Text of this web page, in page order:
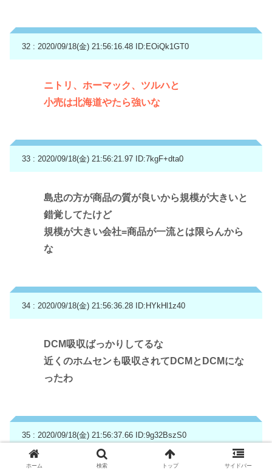
32 : 2020/09/18(金) 21:56:16.48 ID:EOiQk1GT0
ニトリ、ホーマック、ツルハと
小売は北海道やたら強いな
33 : 2020/09/18(金) 21:56:21.97 ID:7kgF+dta0
島忠の方が商品の質が良いから規模が大きいと
錯覚してたけど
規模が大きい会社=商品が一流とは限らんから
な
34 : 2020/09/18(金) 21:56:36.28 ID:HYkHl1z40
DCM吸収ばっかりしてるな
近くのホムセンも吸収されてDCMとDCMにな
ったわ
35 : 2020/09/18(金) 21:56:37.66 ID:9g32BszS0
ホーム 検索 トップ サイドバー